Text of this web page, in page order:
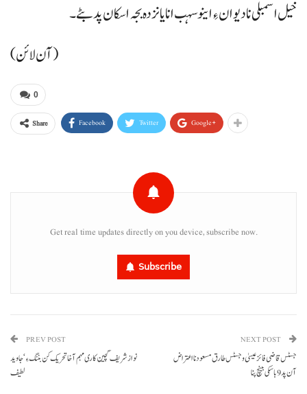
خیل اسمبلی نا دیوان ءِ اینو سہب انا یانزدہ بجہ اسکان پد بٹے۔
(آن لائن)
0
Share Facebook Twitter Google+
Get real time updates directly on you device, subscribe now.
Subscribe
PREV POST
نوازشریف گچین کاری مہم آخا تحریک کن بننگ ءِ‘جاوید
لطیف
NEXT POST
جسٹس قاضی فائز عیسیٰ و جسٹس طارق مسعود نا اعتراض
آن پد 9 باسکی بینچ پنا